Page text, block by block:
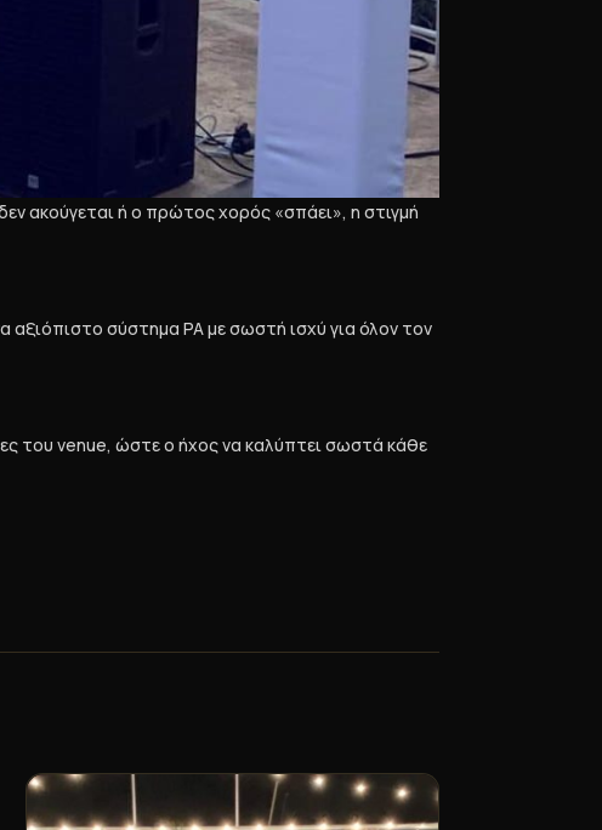
ακούγεται ή ο πρώτος χορός «σπάει», η στιγμή
σύστημα PA με σωστή ισχύ για όλον τον
του venue, ώστε ο ήχος να καλύπτει σωστά κάθε